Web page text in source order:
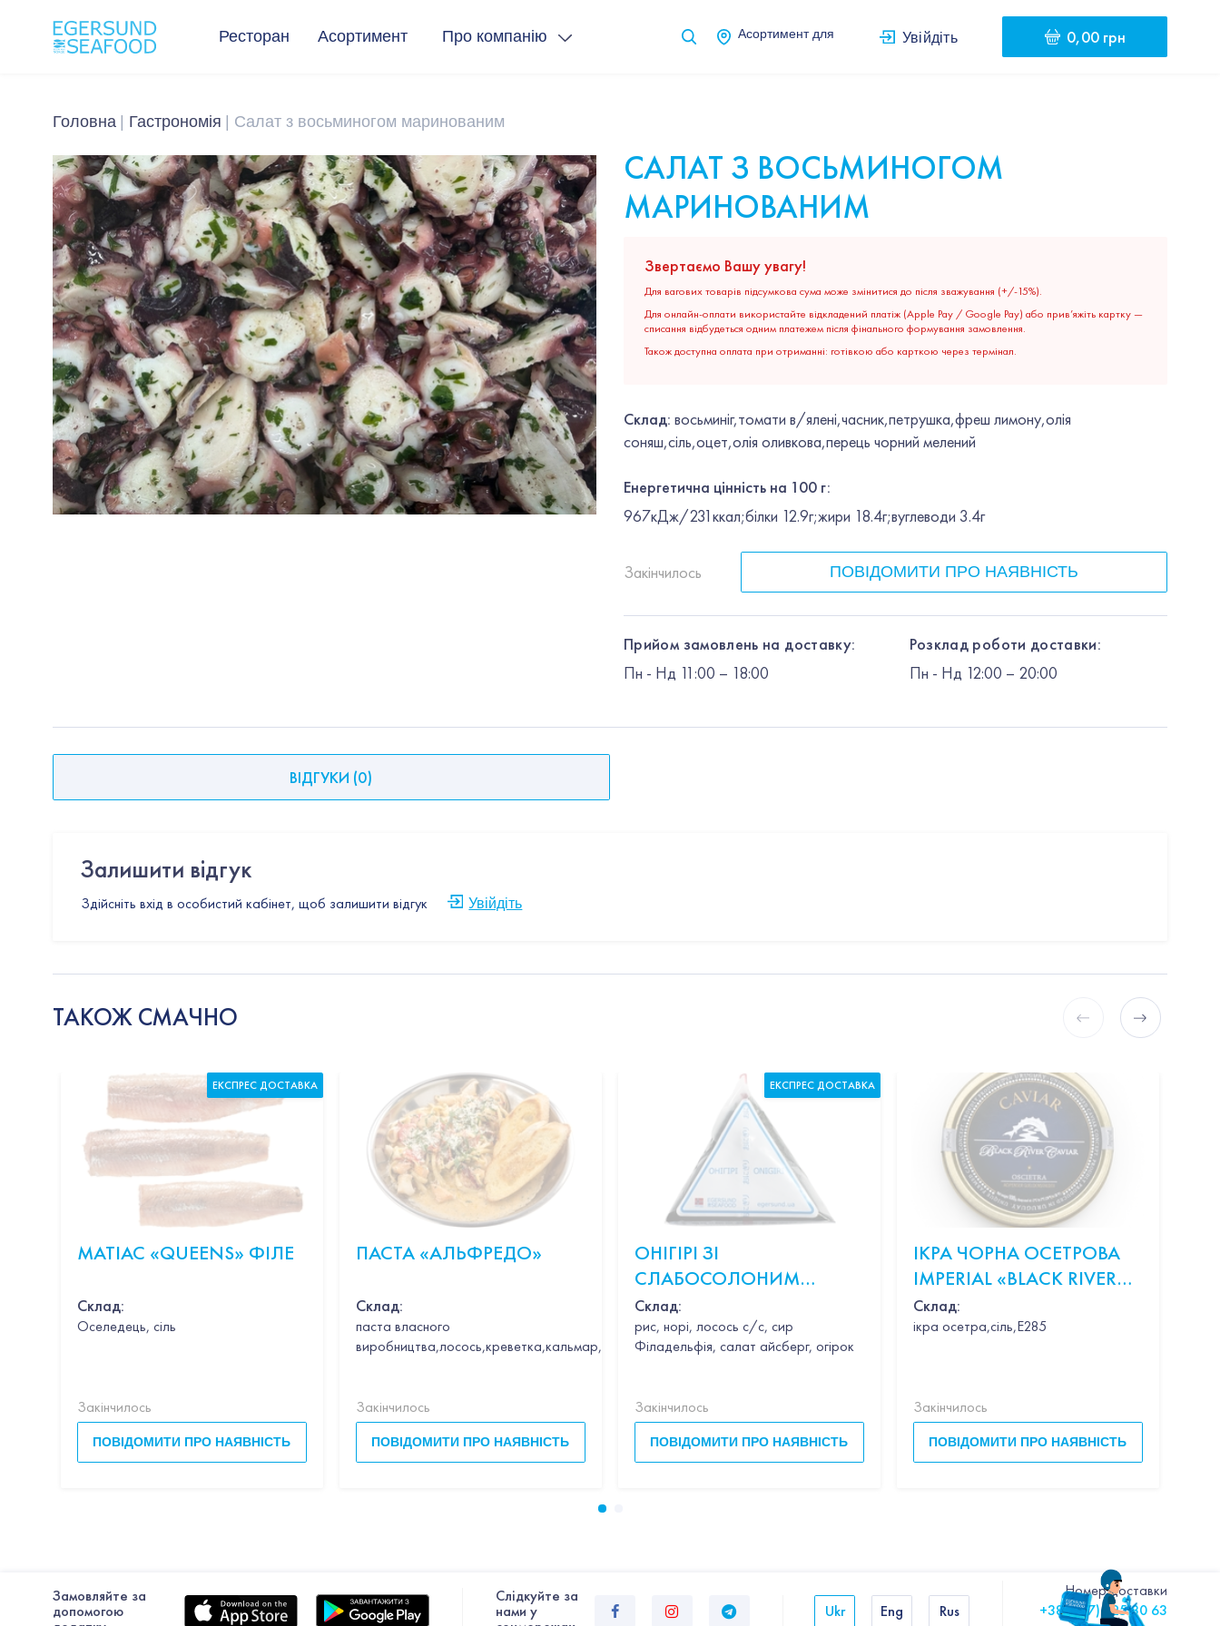
Ресторан Асортимент Про компанію Асортимент для Увійдіть 0,00 грн
Головна Гастрономія Салат з восьминогом маринованим
САЛАТ З ВОСЬМИНОГОМ
МАРИНОВАНИМ
Звертаємо Вашу увагу!
Для вагових товарів підсумкова сума може змінитися до після зважування (+/-15%).
Для онлайн-оплати використайте відкладений платіж (Apple Pay / Google Pay) або прив’яжіть картку —
списання відбудеться одним платежем після фінального формування замовлення.
Також доступна оплата при отриманні: готівкою або карткою через термінал.
Склад: восьминіг,томати в/ялені,часник,петрушка,фреш лимону,олія
соняш,сіль,оцет,олія оливкова,перець чорний мелений
Енергетична цінність на 100 г:
967кДж/231ккал;білки 12.9г;жири 18.4г;вуглеводи 3.4г
Закінчилось ПОВІДОМИТИ ПРО НАЯВНІСТЬ
Прийом замовлень на доставку:
Пн - Нд 11:00 – 18:00
Розклад роботи доставки:
Пн - Нд 12:00 – 20:00
ВІДГУКИ (0)
Залишити відгук
Здійсніть вхід в особистий кабінет, щоб залишити відгук Увійдіть
ТАКОЖ СМАЧНО
МАТІАС «QUEENS» ФІЛЕ
Склад:
Оселедець, сіль
Закінчилось
ПОВІДОМИТИ ПРО НАЯВНІСТЬ
ЕКСПРЕС ДОСТАВКА
ПАСТА «АЛЬФРЕДО»
Склад:
паста власного
виробництва,лосось,креветка,кальмар,гребінець,часник,вино,петрушка,вершки,пармезан,базилік
Закінчилось
ПОВІДОМИТИ ПРО НАЯВНІСТЬ
ОНІГІРІ ЗІ
СЛАБОСОЛОНИМ
ЛОСОСЕМ
Склад:
рис, норі, лосось с/с, сир
Філадельфія, салат айсберг, огірок
Закінчилось
ПОВІДОМИТИ ПРО НАЯВНІСТЬ
ЕКСПРЕС ДОСТАВКА
ІКРА ЧОРНА ОСЕТРОВА
IMPERIAL «BLACK RIVER
CAVIAR OSCIETRA» 100Г
Склад:
ікра осетра,сіль,Е285
Закінчилось
ПОВІДОМИТИ ПРО НАЯВНІСТЬ
Замовляйте за
допомогою
Слiдкуйте за
нами у
Ukr Eng Rus
Номер доставки
+380 (67) 325 80 63